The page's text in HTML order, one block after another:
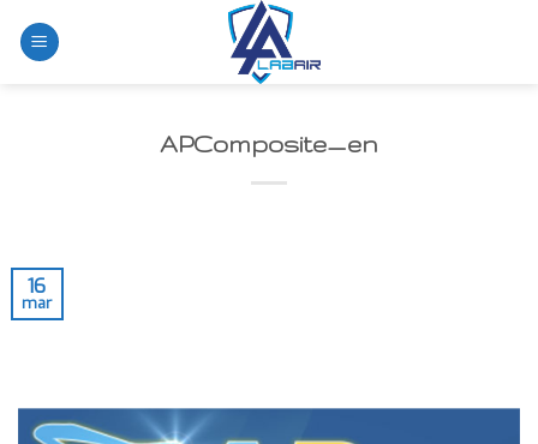
APComposite_en
16
mar